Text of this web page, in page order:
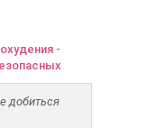
-
добиться